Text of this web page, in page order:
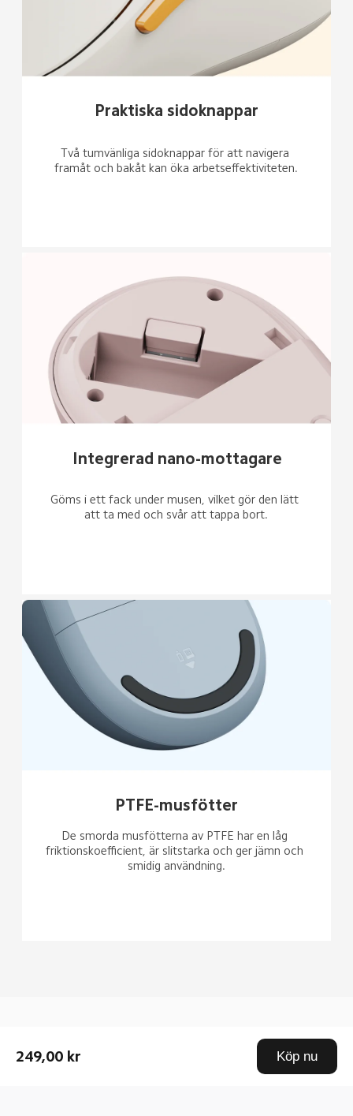
249,00 kr Köp nu
Praktiska sidoknappar
Två tumvänliga sidoknappar för att navigera
framåt och bakåt kan öka arbetseffektiviteten.
Integrerad nano-mottagare
Göms i ett fack under musen, vilket gör den lätt
att ta med och svår att tappa bort.
PTFE-musfötter
De smorda musfötterna av PTFE har en låg
friktionskoefficient, är slitstarka och ger jämn och
smidig användning.